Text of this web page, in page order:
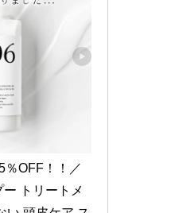
％OFF！！／
トリートメ